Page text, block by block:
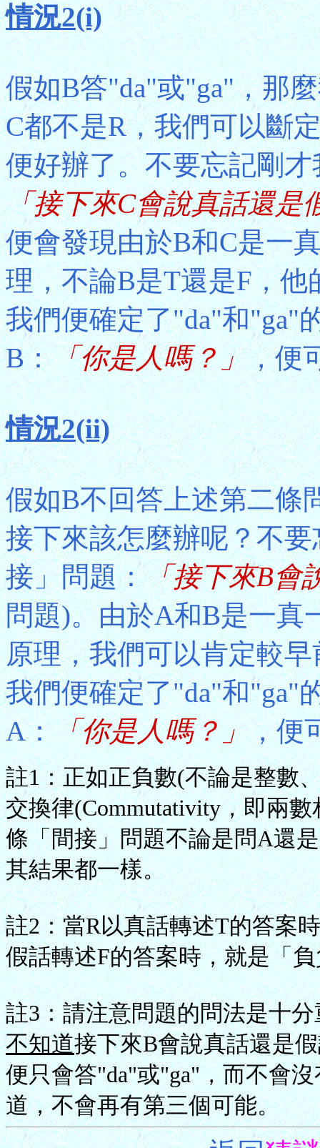
情況2(i)
假如B答"da"或"ga"，那
C都不是R，我們可以斷
便好辦了。不要忘記剛
「接下來C會說真話還是
便會發現由於B和C是一
理，不論B是T還是F，
我們便確定了"da"和"ga"
B：「你是人嗎？」，便
情況2(ii)
假如B不回答上述第二條
接下來該怎麼辦呢？不
接」問題：「接下來B會
問題)。由於A和B是一真
原理，我們可以肯定較
我們便確定了"da"和"ga"
A：「你是人嗎？」，便
註1：正如正負數(不論是整數
交換律(Commutativity，即兩
條「間接」問題不論是問A還
其結果都一樣。
註2：當R以真話轉述T的答案
假話轉述F的答案時，就是「
註3：請注意問題的問法是十
不知道接下來B會說真話還是
便只會答"da"或"ga"，而不會
道，不會再有第三個可能。